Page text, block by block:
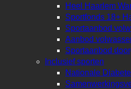
Heel Haarlem
Sportfonds 18+
Sportaanbod
Aanbod
Sportaanbod
Inclusief sporten
Nationale